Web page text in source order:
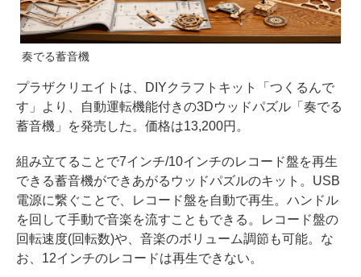
奏でる蓄音機
プラザクリエイトは、DIYクラフトキット「つくるんで
す」より、自動運転機能付きの3Dウッドパズル「奏でる
蓄音機」を発売した。価格は13,200円。
組み立てることで7インチ/10インチのレコード盤を再生
できる蓄音機ができあがるウッドパズルのキット。USB
電源に繋ぐことで、レコード盤を自動で再生。ハンドル
を回して手動で音楽を流すこともできる。レコード盤の
回転速度(回転数)や、音楽のボリューム調節も可能。な
お、12インチのレコードは再生できない。